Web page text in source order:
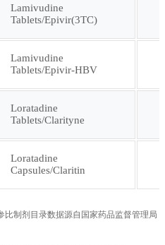
Lamivudine
Tablets/Epivir(3TC)
Lamivudine
Tablets/Epivir-HBV
Loratadine
Tablets/Clarityne
Loratadine
Capsules/Claritin
比制剂目录数据源自国家药品监督管理局